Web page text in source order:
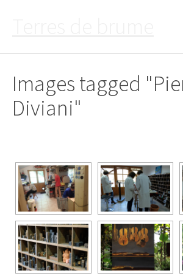
Images tagged
Diviani"